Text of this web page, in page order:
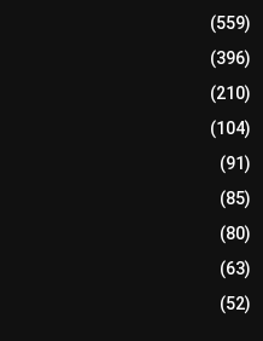
(559)
(396)
(210)
(104)
(91)
(85)
(80)
(63)
(52)